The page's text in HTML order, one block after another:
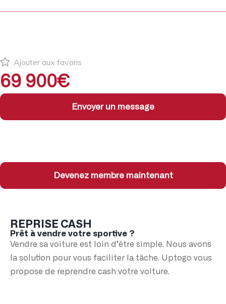
Ajouter aux favoris
69 900€
Envoyer un message
Devenez membre maintenant
REPRISE CASH
Prêt à vendre votre sportive ?
Vendre sa voiture est loin d’être simple. Nous avons
la solution pour vous faciliter la tâche. Uptogo vous
propose de reprendre cash votre voiture.